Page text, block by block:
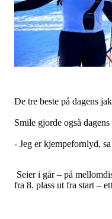
De tre beste på dagens
Smile gjorde også
- Jeg er kjempefornlyd,
Seier i går – på
fra 8. plass ut fra start –